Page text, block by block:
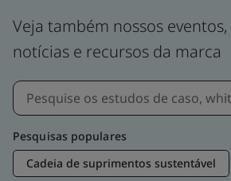
Veja também nossos
notícias e recursos da marca
Pesquisas populares
Cadeia de suprimentos sustentável